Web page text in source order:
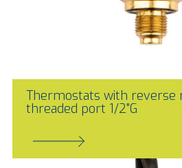
Thermostats with reverse
threaded port 1/2"G